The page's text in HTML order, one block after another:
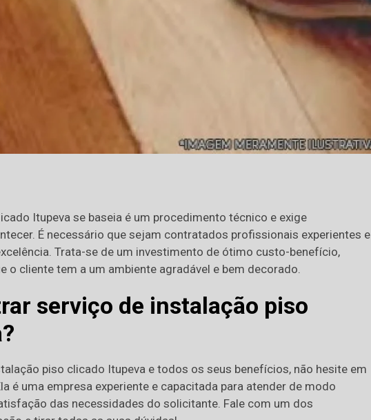
Itupeva se baseia é um procedimento técnico e exige
É necessário que sejam contratados profissionais experientes e
Trata-se de um investimento de ótimo custo-benefício,
o cliente tem a um ambiente agradável e bem decorado.
serviço de instalação piso
piso clicado Itupeva e todos os seus benefícios, não hesite em
é uma empresa experiente e capacitada para atender de modo
das necessidades do solicitante. Fale com um dos